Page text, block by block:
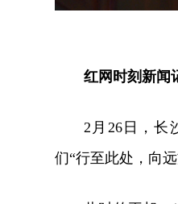
红网时刻新闻
2月26日，长
们“行至此处，向